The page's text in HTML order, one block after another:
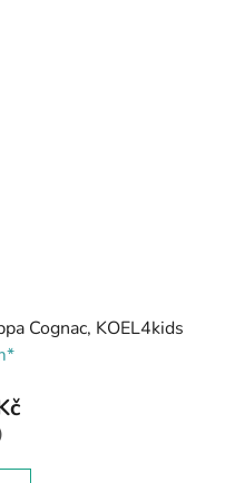
Cognac, KOEL4kids